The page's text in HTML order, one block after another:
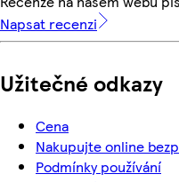
Napsat recenzi
Užitečné odkazy
Cena
Nakupujte online
Podmínky používání